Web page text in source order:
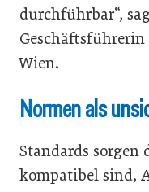
durchführbar“,
Wien.
Normen als
Standards sorgen
kompatibel sind,